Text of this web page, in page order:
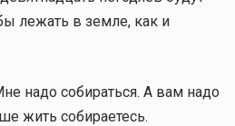
лежать в земле, как и
надо собираться. А вам надо
жить собираетесь.